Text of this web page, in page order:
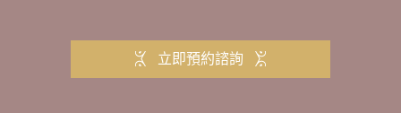
立即預約諮詢